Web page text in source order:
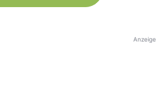
Anzeige